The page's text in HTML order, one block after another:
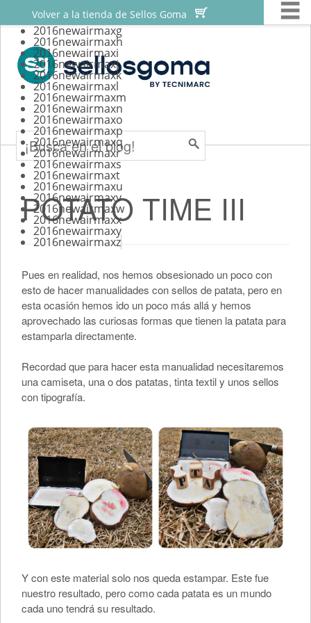
 
Volver a la tienda de Sellos Goma
2016newairmaxg
2016newairmaxh
2016newairmaxi
2016newairmaxj
2016newairmaxk
2016newairmaxl
2016newairmaxm
2016newairmaxn
2016newairmaxo
2016newairmaxp
2016newairmaxq
2016newairmaxr
2016newairmaxs
2016newairmaxt
2016newairmaxu
2016newairmaxv
2016newairmaxw
2016newairmaxx
2016newairmaxy
2016newairmaxz
Search
to
content
Sellos personalizados
Sellos para scrapbooking
Sellos para bodas
Sellos automaticos
Tutoriales
POTATO TIME III
Pues en realidad, nos hemos obsesionado un poco con
esto de hacer manualidades con sellos de patata, pero en
esta ocasión hemos ido un poco más allá y hemos
aprovechado las curiosas formas que tienen la patata para
estamparla directamente.
Recordad que para hacer esta manualidad necesitaremos
una camiseta, una o dos patatas, tinta textil y unos sellos
con tipografía.
Y con este material solo nos queda estampar. Este fue
nuestro resultado, pero como cada patata es un mundo
cada uno tendrá su resultado.